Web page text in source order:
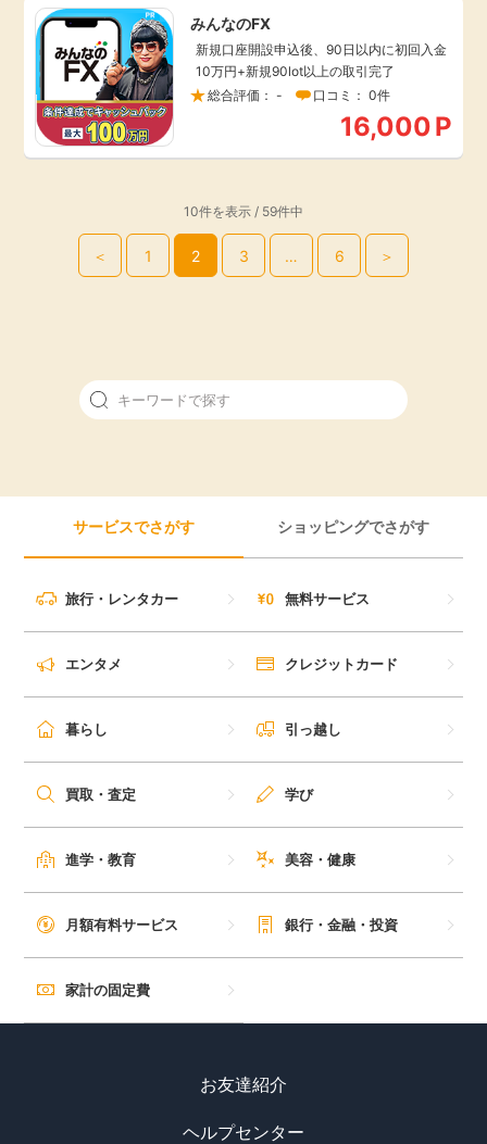
みんなのFX
新規口座開設申込後、90日以内に初回入金
10万円+新規90lot以上の取引完了
総合評価： -
口コミ： 0件
16,000P
10件を表示 / 59件中
＜ 1 2 3 … 6 ＞
サービスでさがす ショッピングでさがす
旅行・レンタカー 無料サービス
エンタメ クレジットカード
暮らし 引っ越し
買取・査定 学び
進学・教育 美容・健康
月額有料サービス 銀行・金融・投資
家計の固定費
お友達紹介
ヘルプセンター